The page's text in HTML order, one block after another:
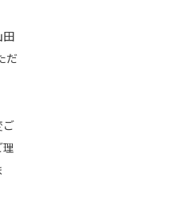
田
だ
ご